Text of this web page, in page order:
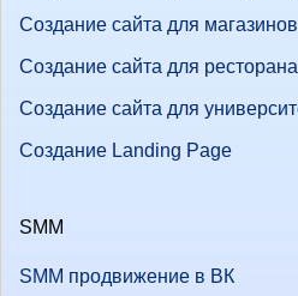
Создание сайта для
Создание сайта для ресторана
Создание сайта для
Создание Landing Page
SMM
SMM продвижение в ВК